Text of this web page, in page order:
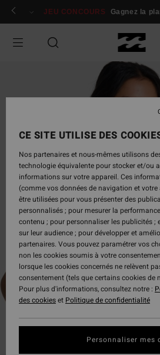
Passer
Se connecter / s'inscrire
JEU CONCOURS Gagnez la
CE SITE UTILISE DES
Nos partenaires et nous-mêmes utilisons
technologie équivalente pour stocker et/ou
informations sur votre appareil. Ces
(comme vos données de navigation et votre
être utilisées pour vous présenter des
personnalisés ; pour mesurer la
contenu ; pour personnaliser les publicités ;
sur leur audience ; pour développer et
partenaires. Vous pouvez paramétrer vos
non les cookies soumis à votre
lorsque les cookies concernés ne relèvent
consentement (tels que certains cookies de
Pour plus d'informations, consultez notre :
des cookieset Politique de confidentialité
Personnaliser mes